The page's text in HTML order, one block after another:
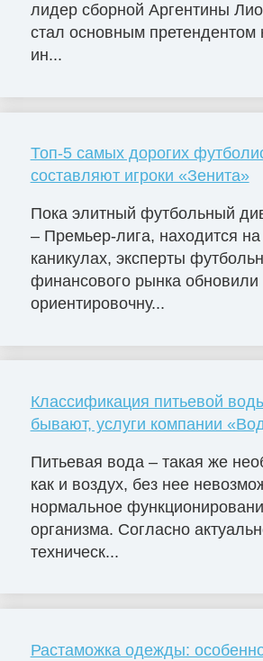
лидер сборной Аргентины
стал основным претендентом
ин...
Топ-5 самых дорогих
составляют игроки «Зенита»
Пока элитный футбольный
– Премьер-лига, находится
каникулах, эксперты
финансового рынка обновили
ориентировочну...
Классификация питьевой
бывают, услуги компании
Питьевая вода – такая же
как и воздух, без нее
нормальное
организма. Согласно
техническ...
Растаможка одежды: